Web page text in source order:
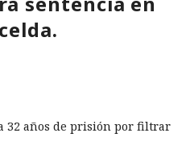
de repetir la triste suerte de
32 años de prisión por filtrar